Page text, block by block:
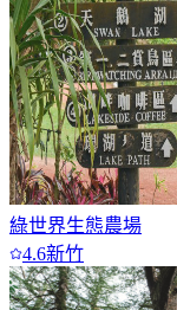
綠世界生態農場
4.6新竹